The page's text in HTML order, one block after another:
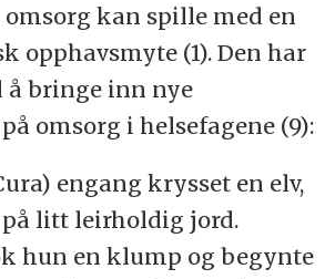
kan spille med en
opphavsmyte (1). Den har
bringe inn nye
omsorg i helsefagene (9):
engang krysset en elv,
litt leirholdig jord.
hun en klump og begynte